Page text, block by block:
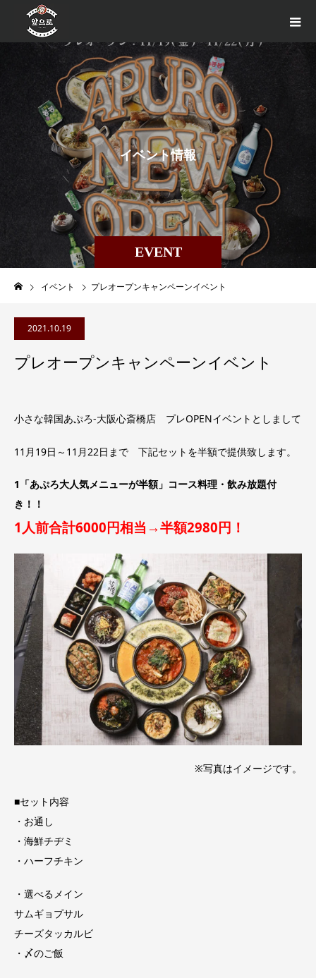
EVENT
イベント情報
イベント プレオープンキャンペーンイベント
2021.10.19
プレオープンキャンペーンイベント
小さな韓国あぷろ-大阪心斎橋店 プレOPENイベントとしまして
11月19日～11月22日まで 下記セットを半額で提供致します。
1「あぷろ大人気メニューが半額」コース料理・飲み放題付
き！！
1人前合計6000円相当→半額2980円！
※写真はイメージです。
■セット内容
・お通し
・海鮮チヂミ
・ハーフチキン
・選べるメイン
サムギョプサル
チーズタッカルビ
・〆のご飯